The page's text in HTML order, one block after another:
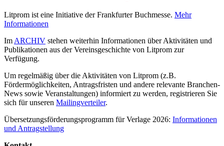
Litprom ist eine Initiative der Frankfurter Buchmesse. Mehr
Informationen
Im ARCHIV stehen weiterhin Informationen über Aktivitäten und
Publikationen aus der Vereinsgeschichte von Litprom zur
Verfügung.
Um regelmäßig über die Aktivitäten von Litprom (z.B.
Fördermöglichkeiten, Antragsfristen und andere relevante Branchen-
News sowie Veranstaltungen) informiert zu werden, registrieren Sie
sich für unseren Mailingverteiler.
Übersetzungsförderungsprogramm für Verlage 2026: Informationen
und Antragstellung